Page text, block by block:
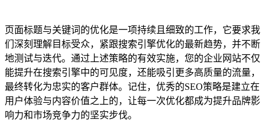
页面标题与关键词的优化是一项持续且细致的工作，它要求我
们深刻理解目标受众，紧跟搜索引擎优化的最新趋势，并不断
地测试与迭代。通过上述策略的有效实施，您的企业网站不仅
能提升在搜索引擎中的可见度，还能吸引更多高质量的流量，
最终转化为忠实的客户群体。记住，优秀的SEO策略是建立在
用户体验与内容价值之上的，让每一次优化都成为提升品牌影
响力和市场竞争力的坚实步伐。